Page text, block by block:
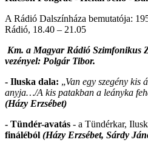
A Rádió Dalszínháza bemutatója:
Rádió, 18.40 – 21.05
Km. a Magyar Rádió Szimfonikus
vezényel: Polgár Tibor.
- Iluska dala: „Van egy szegény kis
anyja…/A kis patakban a leányka
(Házy Erzsébet)
- Tündér-avatás - a Tündérkar,
fináléból (Házy Erzsébet, Sárdy